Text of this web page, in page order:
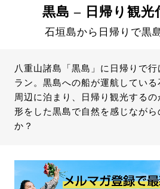
黒島 – 日帰り観光
石垣島から日帰りで黒
八重山諸島「黒島」に日帰りで
ラン。黒島への船が運航してい
周辺に泊まり、日帰り観光する
形をした黒島で自然を感じなが
か？